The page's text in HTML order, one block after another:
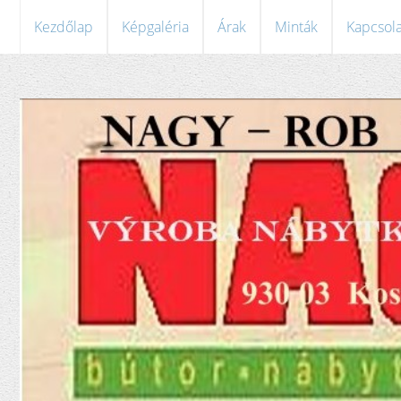
Kezdőlap Képgaléria Árak Minták